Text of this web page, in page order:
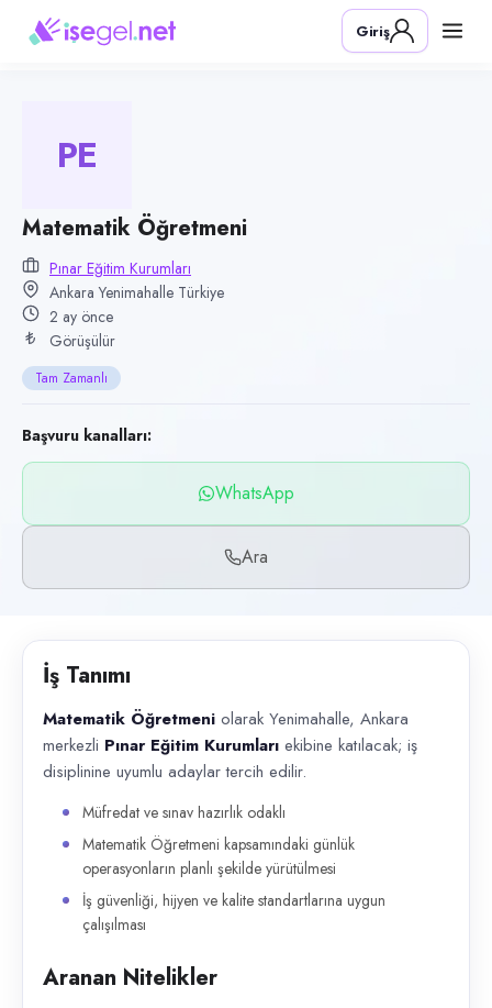
Pozisyon
Matematik Öğretmeni
Kategori
Konum
Yenimahalle, Ankara
Çalışma şekli
Tam Zamanlı · Ofis
Yayın tarihi
5 Haziran 2026
Son geçerlilik
3 Eylül 2026
WhatsApp, Telefon
İlan açıklaması
Giriş
PE
Matematik Öğretmeni
Pınar Eğitim Kurumları
Ankara Yenimahalle Türkiye
2 ay önce
Görüşülür
Tam Zamanlı
Başvuru kanalları:
WhatsApp
Ara
İş Tanımı
Matematik Öğretmeni olarak Yenimahalle, Ankara
merkezli Pınar Eğitim Kurumları ekibine katılacak; iş
disiplinine uyumlu adaylar tercih edilir.
Müfredat ve sınav hazırlık odaklı
Matematik Öğretmeni kapsamındaki günlük
operasyonların planlı şekilde yürütülmesi
İş güvenliği, hijyen ve kalite standartlarına uygun
çalışılması
Aranan Nitelikler